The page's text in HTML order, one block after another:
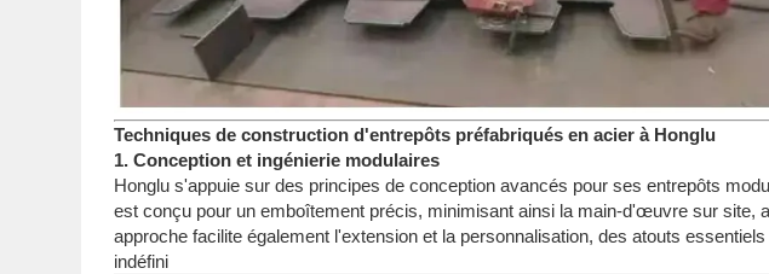
Techniques de construction d'entrepôts préfabriqués en acier à Honglu
1. Conception et ingénierie modulaires
Honglu s'appuie sur des principes de conception avancés pour ses entrepôts
est conçu pour un emboîtement précis, minimisant ainsi la main-d'œuvre sur site,
approche facilite également l'extension et la personnalisation, des atouts
indéfini